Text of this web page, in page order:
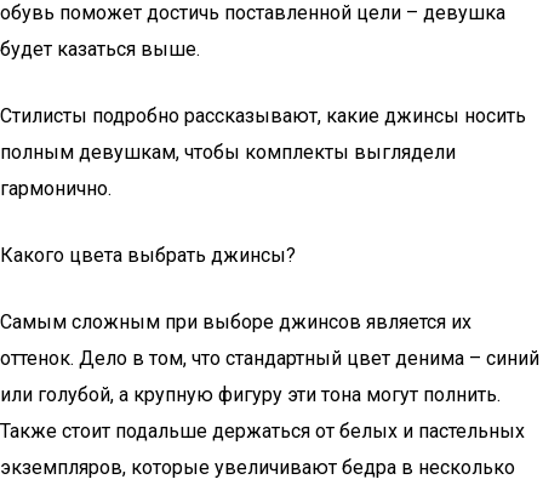
обувь поможет достичь поставленной цели – девушка
будет казаться выше.
Стилисты подробно рассказывают, какие джинсы носить
полным девушкам, чтобы комплекты выглядели
гармонично.
Какого цвета выбрать джинсы?
Самым сложным при выборе джинсов является их
оттенок. Дело в том, что стандартный цвет денима – синий
или голубой, а крупную фигуру эти тона могут полнить.
Также стоит подальше держаться от белых и пастельных
экземпляров, которые увеличивают бедра в несколько